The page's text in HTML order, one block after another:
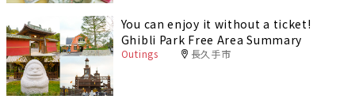
You can enjoy it without a ticket!
Ghibli Park Free Area Summary
Outings 長久手市